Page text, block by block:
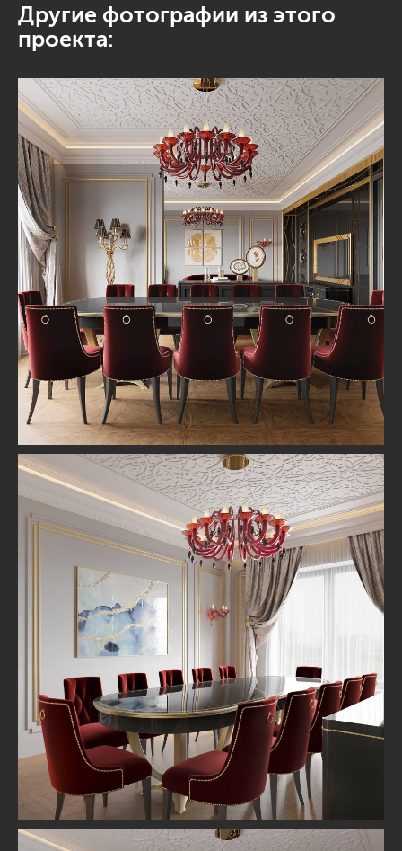
Другие фотографии из этого
проекта: